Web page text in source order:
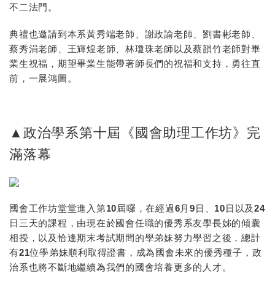
不二法門。
典禮也邀請到本系黃秀端老師、謝政諭老師、劉書彬老師、
蔡秀涓老師、王輝煌老師、林瓊珠老師以及蔡韻竹老師對畢
業生祝福，期望畢業生能帶著師長們的祝福和支持，勇往直
前，一展鴻圖。
▲ 政治學系第十屆《國會助理工作坊》完
滿落幕
國會工作坊堂堂進入第10屆囉，在經過6月9日、10日以及24
日三天的課程，由現在於國會任職的優秀系友學長姊的傾囊
相授，以及恰逢期末考試期間的學弟妹努力學習之後，總計
有21位學弟妹順利取得證書，成為國會未來的優秀種子，政
治系也將不斷地繼續為我們的國會培養更多的人才。